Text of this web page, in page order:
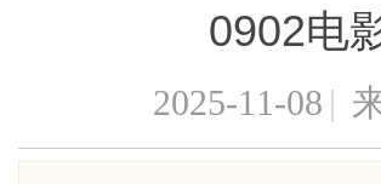
0902电
2025-11-08 |